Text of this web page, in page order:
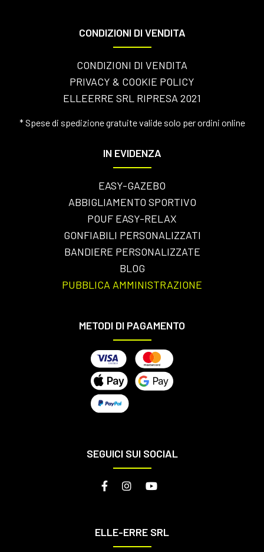
ELLE-ERRE SRL
CONDIZIONI DI VENDITA
CONDIZIONI DI VENDITA
PRIVACY & COOKIE POLICY
ELLEERRE SRL RIPRESA 2021
* Spese di spedizione gratuite valide solo per ordini online
IN EVIDENZA
EASY-GAZEBO
ABBIGLIAMENTO SPORTIVO
POUF EASY-RELAX
GONFIABILI PERSONALIZZATI
BANDIERE PERSONALIZZATE
BLOG
PUBBLICA AMMINISTRAZIONE
METODI DI PAGAMENTO
SEGUICI SUI SOCIAL